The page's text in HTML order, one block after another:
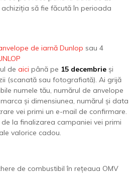
să fie făcută în perioada
de iarnă Dunlop sau 4
deaici până pe 15 decembrie și
(scanată sau fotografiată). Ai grijă
numele tău, numărul de anvelope
și dimensiunea, numărul și data
vei primi un e-mail de confirmare.
de la finalizarea campaniei vei primi
valorice cadou.
de combustibil în rețeaua OMV